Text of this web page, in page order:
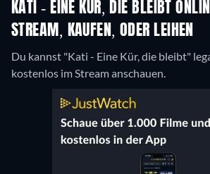
KATI - EINE KÜR, DIE BLEIBT
STREAM, KAUFEN, ODER LEIHEN
Du kannst "Kati - Eine Kür, die bleibt"
kostenlos im Stream anschauen.